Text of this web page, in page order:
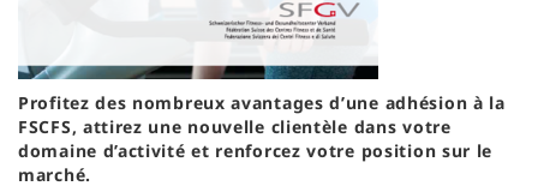
Profitez des nombreux avantages d’une adhésion à la
FSCFS, attirez une nouvelle clientèle dans votre
domaine d’activité et renforcez votre position sur le
marché.